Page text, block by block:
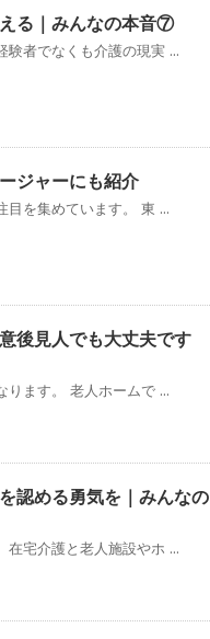
る｜みんなの本音⑦
者でなくも介護の現実 ...
ジャーにも紹介
目を集めています。 東 ...
後見人でも大丈夫です
ります。 老人ホームで ...
認める勇気を｜みんなの
宅介護と老人施設やホ ...